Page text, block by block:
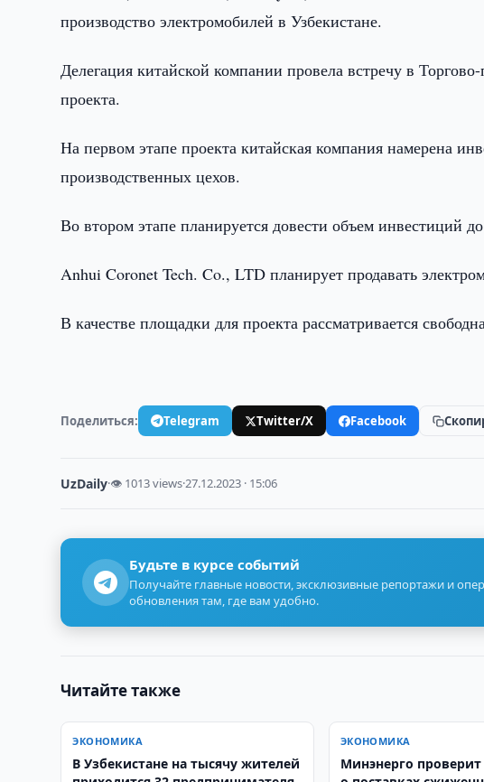
производство электромобилей в Узбекистане.
Делегация китайской компании провела встречу в
проекта.
На первом этапе проекта китайская компания намерена
производственных цехов.
Во втором этапе планируется довести объем инвестиций
Anhui Coronet Tech. Co., LTD планирует продавать
В качестве площадки для проекта рассматривается
Поделиться: Telegram Twitter/X Facebook
UzDaily·👁 1013 views·27.12.2023 · 15:06
Будьте в курсе событий
Получайте главные новости, эксклюзивные репортажи и
обновления там, где вам удобно.
Читайте также
ЭКОНОМИКА
В Узбекистане на тысячу жителей
ЭКОНОМИКА
Минэнерго